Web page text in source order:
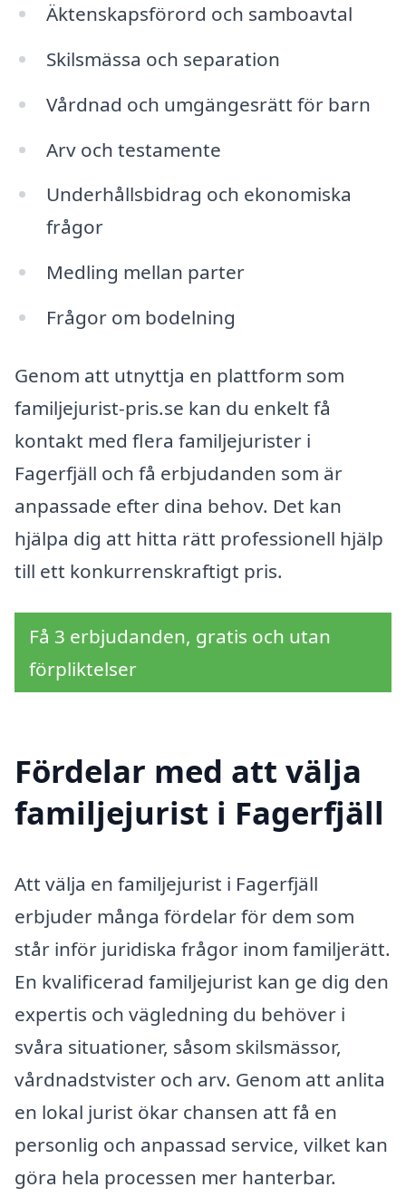
Äktenskapsförord och samboavtal
Skilsmässa och separation
Vårdnad och umgängesrätt för barn
Arv och testamente
Underhållsbidrag och ekonomiska
frågor
Medling mellan parter
Frågor om bodelning
Genom att utnyttja en plattform som
familjejurist-pris.se kan du enkelt få
kontakt med flera familjejurister i
Fagerfjäll och få erbjudanden som är
anpassade efter dina behov. Det kan
hjälpa dig att hitta rätt professionell hjälp
till ett konkurrenskraftigt pris.
Få 3 erbjudanden, gratis och utan
förpliktelser
Fördelar med att välja
familjejurist i Fagerfjäll
Att välja en familjejurist i Fagerfjäll
erbjuder många fördelar för dem som
står inför juridiska frågor inom familjerätt.
En kvalificerad familjejurist kan ge dig den
expertis och vägledning du behöver i
svåra situationer, såsom skilsmässor,
vårdnadstvister och arv. Genom att anlita
en lokal jurist ökar chansen att få en
personlig och anpassad service, vilket kan
göra hela processen mer hanterbar.